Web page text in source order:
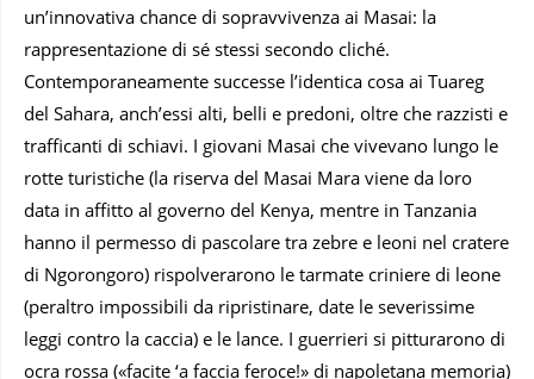
un’innovativa chance di sopravvivenza ai Masai: la
rappresentazione di sé stessi secondo cliché.
Contemporaneamente successe l’identica cosa ai Tuareg
del Sahara, anch’essi alti, belli e predoni, oltre che razzisti e
trafficanti di schiavi. I giovani Masai che vivevano lungo le
rotte turistiche (la riserva del Masai Mara viene da loro
data in affitto al governo del Kenya, mentre in Tanzania
hanno il permesso di pascolare tra zebre e leoni nel cratere
di Ngorongoro) rispolverarono le tarmate criniere di leone
(peraltro impossibili da ripristinare, date le severissime
leggi contro la caccia) e le lance. I guerrieri si pitturarono di
ocra rossa («facite ‘a faccia feroce!» di napoletana memoria)